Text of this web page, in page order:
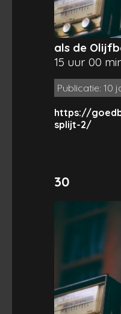
als de
15 uur 00
Publicatie: 10
https://
splijt-2/
30